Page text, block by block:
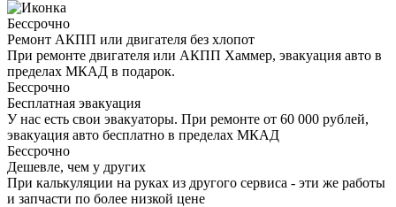
Бессрочно
Ремонт АКПП или двигателя без хлопот
При ремонте двигателя или АКПП Хаммер, эвакуация авто в
пределах МКАД в подарок.
Бессрочно
Бесплатная эвакуация
У нас есть свои эвакуаторы. При ремонте от 60 000 рублей,
эвакуация авто бесплатно в пределах МКАД
Бессрочно
Дешевле, чем у других
При калькуляции на руках из другого сервиса - эти же работы
и запчасти по более низкой цене